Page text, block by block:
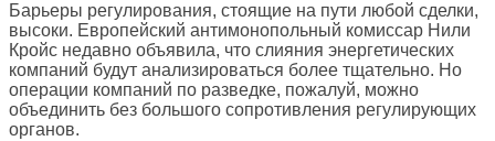
Барьеры регулирования, стоящие на пути любой сделки,
высоки. Европейский антимонопольный комиссар Нили
Кройс недавно объявила, что слияния энергетических
компаний будут анализироваться более тщательно. Но
операции компаний по разведке, пожалуй, можно
объединить без большого сопротивления регулирующих
органов.